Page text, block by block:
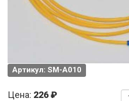
Артикул: SM-A010
Цена: 226 ₽